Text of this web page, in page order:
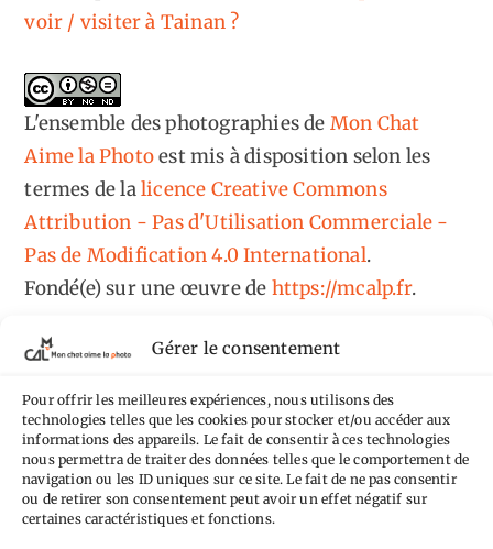
Gérer le consentement
Pour offrir les meilleures expériences, nous utilisons des
technologies telles que les cookies pour stocker et/ou accéder aux
informations des appareils. Le fait de consentir à ces technologies
nous permettra de traiter des données telles que le comportement de
navigation ou les ID uniques sur ce site. Le fait de ne pas consentir
ou de retirer son consentement peut avoir un effet négatif sur
certaines caractéristiques et fonctions.
voir / visiter à Tainan ?
L'ensemble des photographiesde Mon Chat
Aime la Photoest mis à disposition selon les
termes de lalicence Creative Commons
Attribution - Pas d'Utilisation Commerciale -
Pas de Modification 4.0 International.
Fondé(e) sur une œuvre de https://mcalp.fr.
Tags
Ailleurs Aimez-vous bordelAllemagne Andorre
Anti tourisme